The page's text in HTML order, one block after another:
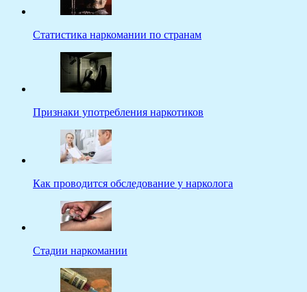
Статистика наркомании по странам
Признаки употребления наркотиков
Как проводится обследование у нарколога
Стадии наркомании